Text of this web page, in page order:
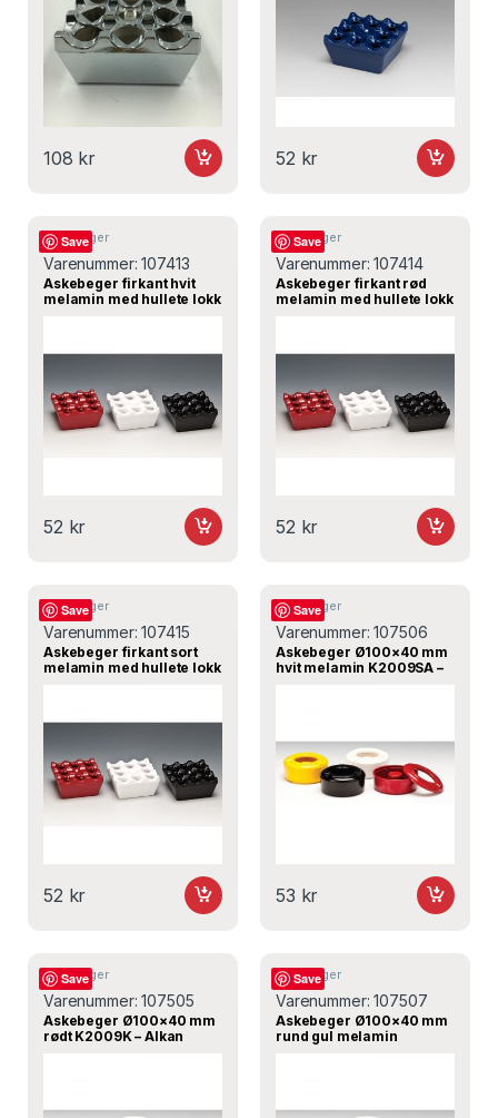
108 kr 52 kr
Save
Askebeger
Varenummer:107413
Askebeger firkant hvit
melamin med hullete lokk
52 kr
Save
Askebeger
Varenummer:107414
Askebeger firkant rød
melamin med hullete lokk
52 kr
Save
Askebeger
Varenummer:107415
Askebeger firkant sort
melamin med hullete lokk
52 kr
Save
Askebeger
Varenummer:107506
Askebeger Ø100×40 mm
hvit melamin K2009SA –
53 kr
Save
Askebeger
Varenummer:107505
Askebeger Ø100×40 mm
rødt K2009K – Alkan
Save
Askebeger
Varenummer:107507
Askebeger Ø100×40 mm
rund gul melamin